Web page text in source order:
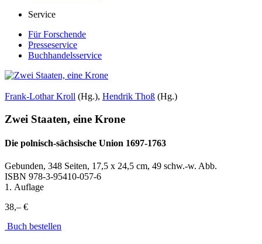
Service
Für Forschende
Presseservice
Buchhandelsservice
Frank-Lothar Kroll (Hg.), Hendrik Thoß (Hg.)
Zwei Staaten, eine Krone
Die polnisch-sächsische Union 1697-1763
Gebunden, 348 Seiten, 17,5 x 24,5 cm, 49 schw.-w. Abb.
ISBN 978-3-95410-057-6
1. Auflage
38,– €
Buch bestellen